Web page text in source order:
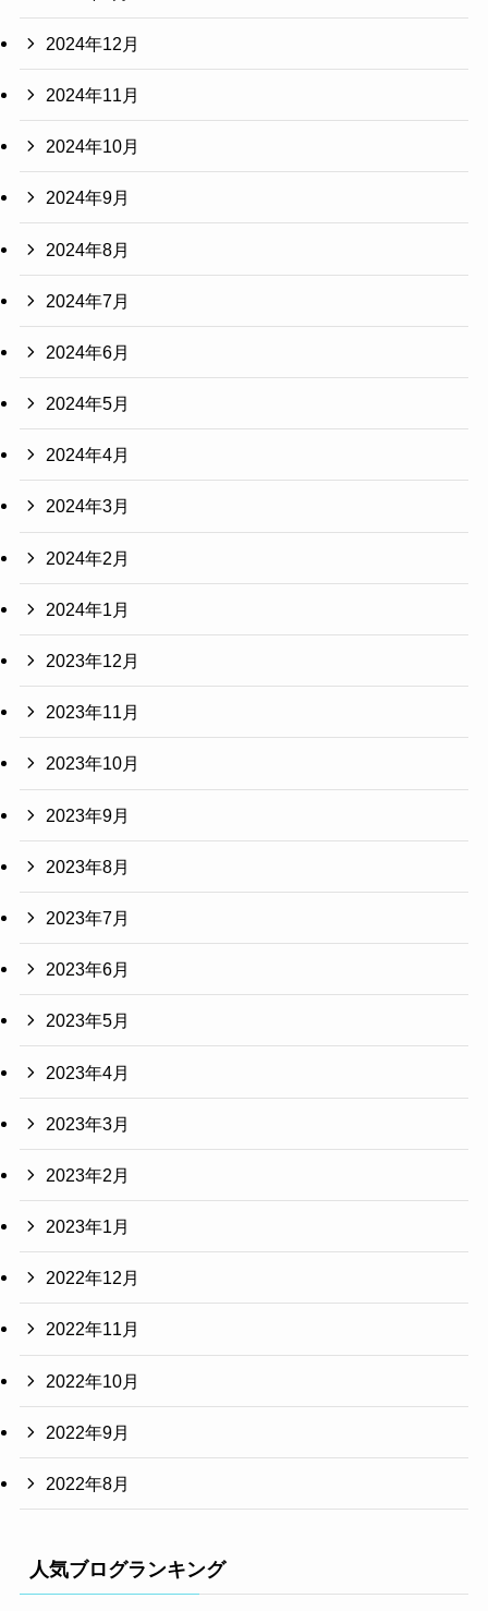
2024年12月
2024年11月
2024年10月
2024年9月
2024年8月
2024年7月
2024年6月
2024年5月
2024年4月
2024年3月
2024年2月
2024年1月
2023年12月
2023年11月
2023年10月
2023年9月
2023年8月
2023年7月
2023年6月
2023年5月
2023年4月
2023年3月
2023年2月
2023年1月
2022年12月
2022年11月
2022年10月
2022年9月
2022年8月
人気ブログランキング